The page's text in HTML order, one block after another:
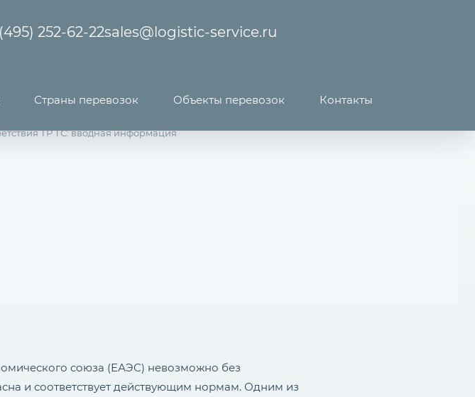
252-62-22sales@logistic-service.ru
Страны перевозок Объекты перевозок Контакты
ТР ТС: вводная информация
союза (ЕАЭС) невозможно без
и соответствует действующим нормам. Одним из